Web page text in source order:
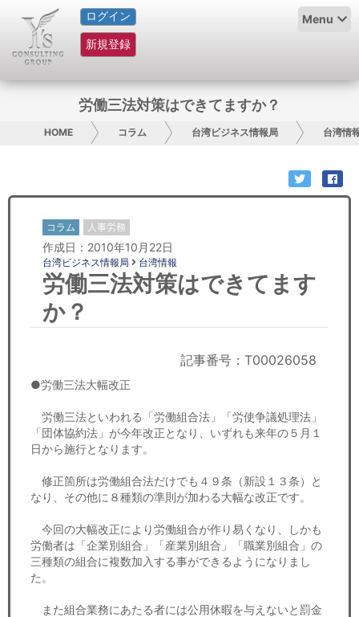
ログイン
新規登録
Menu
HOME
サービス紹介
グループ概要
日本人にPR
コンサルティング
リサーチ
労務顧問
ＩＴ
労働三法対策はできてますか？
HOME コラム 台湾ビジネス情報局 台湾情
コラム 人事労務
作成日：2010年10月22日
台湾ビジネス情報局 台湾情報
労働三法対策はできてます
か？
記事番号：T00026058
●労働三法大幅改正
労働三法といわれる「労働組合法」「労使争議処理法」
「団体協約法」が今年改正となり、いずれも来年の５月１
日から施行となります。
修正箇所は労働組合法だけでも４９条（新設１３条）と
なり、その他に８種類の準則が加わる大幅な改正です。
今回の大幅改正により労働組合が作り易くなり、しかも
労働者は「企業別組合」「産業別組合」「職業別組合」の
三種類の組合に複数加入する事ができるようになりまし
た。
また組合業務にあたる者には公用休暇を与えないと罰金